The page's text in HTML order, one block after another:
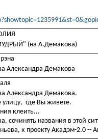
(на А.Демакова)
Александра Демакова
Александра Демакова.
где Вы живете.
клеить...
сочинять названия в этой
к проекту Акадэм-2.0 --